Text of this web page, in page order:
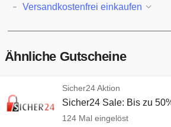
Versandkostenfrei einkaufen
Ähnliche Gutscheine
Sicher24 Aktion
Sicher24 Sale: Bis zu
124 Mal eingelöst